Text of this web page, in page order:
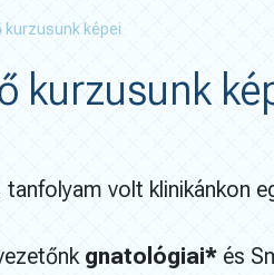
kurzusunk képei
kurzusunk
volt klinikánkon
gnatológiai* és